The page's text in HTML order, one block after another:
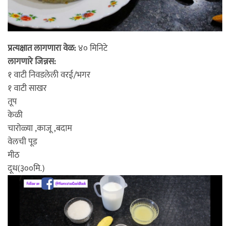
प्रत्यक्षात लागणारा वेळ:४० मिनिटे
लागणारे जिन्नस:
१ वाटी निवडलेली वरई/भगर
१ वाटी साखर
तूप
केळी
चारोळ्या ,काजू ,बदाम
वेलची पूड
मीठ
दूध(३००मि.)